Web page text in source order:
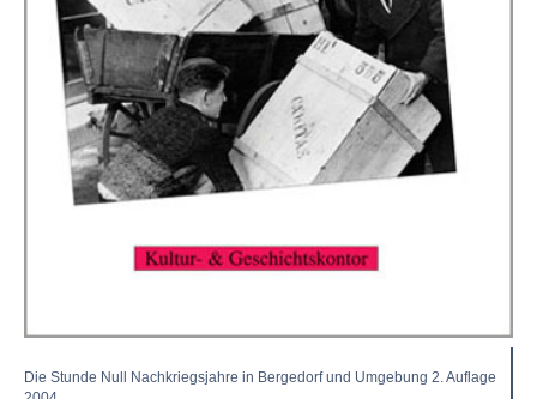
Die Stunde Null Nachkriegsjahre in Bergedorf und Umgebung 2. Auflage